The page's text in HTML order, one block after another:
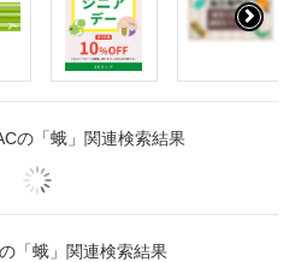
の「蛾」関連検索結果
「蛾」関連検索結果